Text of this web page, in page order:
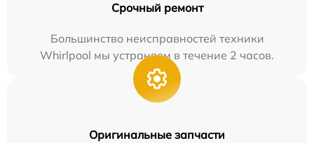
Срочный ремонт
Большинство неисправностей техники
Whirlpool мы устраняем в течение 2 часов.
Оригинальные запчасти